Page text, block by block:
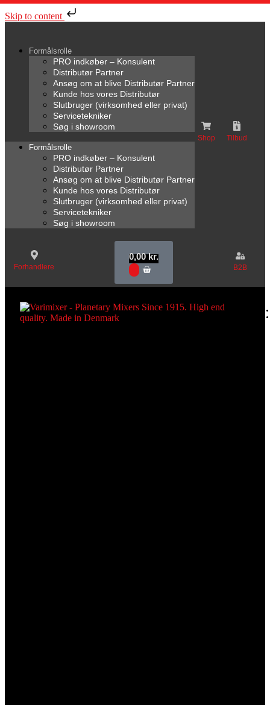
Skip to content
Formålsrolle
PRO indkøber – Konsulent
Distributør Partner
Ansøg om at blive Distributør Partner
Kunde hos vores Distributør
Slutbruger (virksomhed eller privat)
Servicetekniker
Søg i showroom
Formålsrolle
PRO indkøber – Konsulent
Distributør Partner
Ansøg om at blive Distributør Partner
Kunde hos vores Distributør
Slutbruger (virksomhed eller privat)
Servicetekniker
Søg i showroom
Shop Tilbud
Forhandlere
0,00kr.
B2B